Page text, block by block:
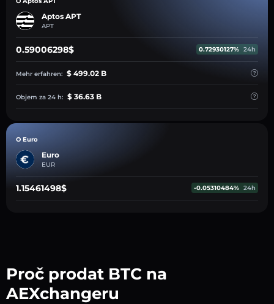
Aptos APT
APT
0.59006298$ 0.72930127% 24h
Mehr erfahren: $ 499.02 B
Objem za 24 h: $ 36.63 B
O Euro
Euro
EUR
1.15461498$ -0.05310484% 24h
Proč prodat BTC na
AEXchangeru